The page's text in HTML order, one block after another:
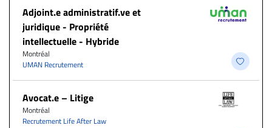
Adjoint.e administratif.ve et
juridique - Propriété
intellectuelle - Hybride
Montréal
UMAN Recrutement
Avocat.e – Litige
Montréal
Recrutement Life After Law